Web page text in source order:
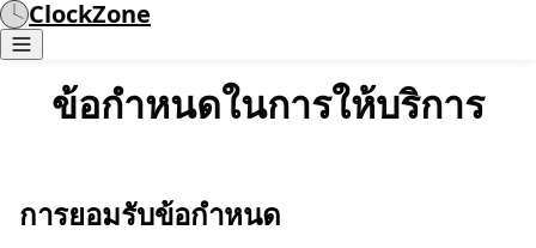
ClockZone
ข้อกำหนดในการให้บริการ
การยอมรับข้อกำหนด